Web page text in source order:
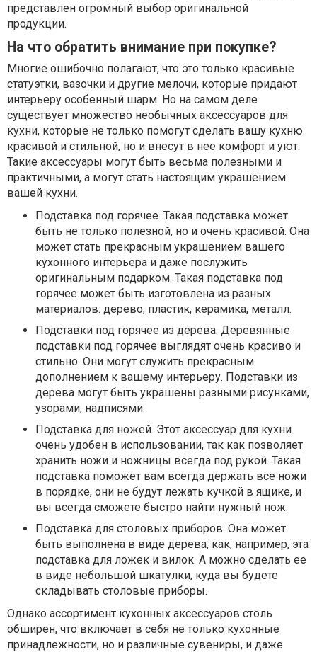
представлен огромный выбор оригинальной
продукции.
На что обратить внимание при покупке?
Многие ошибочно полагают, что это только красивые
статуэтки, вазочки и другие мелочи, которые придают
интерьеру особенный шарм. Но на самом деле
существует множество необычных аксессуаров для
кухни, которые не только помогут сделать вашу кухню
красивой и стильной, но и внесут в нее комфорт и уют.
Такие аксессуары могут быть весьма полезными и
практичными, а могут стать настоящим украшением
вашей кухни.
Подставка под горячее. Такая подставка может
быть не только полезной, но и очень красивой. Она
может стать прекрасным украшением вашего
кухонного интерьера и даже послужить
оригинальным подарком. Такая подставка под
горячее может быть изготовлена из разных
материалов: дерево, пластик, керамика, металл.
Подставки под горячее из дерева. Деревянные
подставки под горячее выглядят очень красиво и
стильно. Они могут служить прекрасным
дополнением к вашему интерьеру. Подставки из
дерева могут быть украшены разными рисунками,
узорами, надписями.
Подставка для ножей. Этот аксессуар для кухни
очень удобен в использовании, так как позволяет
хранить ножи и ножницы всегда под рукой. Такая
подставка поможет вам всегда держать все ножи
в порядке, они не будут лежать кучкой в ящике, и
вы всегда сможете быстро найти нужный нож.
Подставка для столовых приборов. Она может
быть выполнена в виде дерева, как, например, эта
подставка для ложек и вилок. А можно сделать ее
в виде небольшой шкатулки, куда вы будете
складывать столовые приборы.
Однако ассортимент кухонных аксессуаров столь
обширен, что включает в себя не только кухонные
принадлежности, но и различные сувениры, и даже